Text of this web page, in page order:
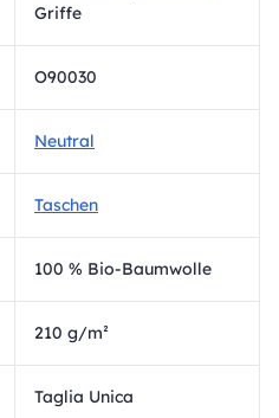
Griffe
O90030
Neutral
Taschen
100 % Bio-Baumwolle
210 g/m²
Taglia Unica